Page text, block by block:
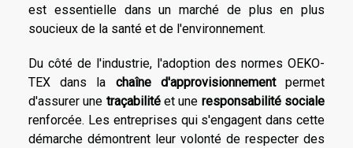
est essentielle dans un marché de plus en plus
soucieux de la santé et de l'environnement.
Du côté de l'industrie, l'adoption des normes OEKO-
TEX dans la chaîne d'approvisionnementpermet
d'assurer une traçabilitéet une responsabilité sociale
renforcée. Les entreprises qui s'engagent dans cette
démarche démontrent leur volonté de respecter des